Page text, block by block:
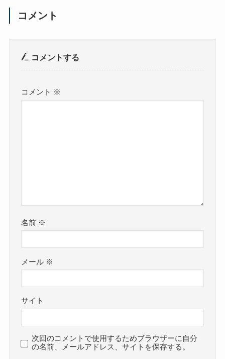
コメント
コメントする
コメント ※
名前 ※
メール ※
サイト
次回のコメントで使用するためブラウザーに自分
の名前、メールアドレス、サイトを保存する。